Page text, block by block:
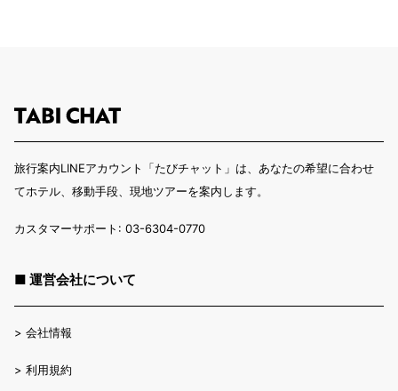
旅行案内LINEアカウント「たびチャット」は、あなたの希望に合わせ
てホテル、移動手段、現地ツアーを案内します。
カスタマーサポート: 03-6304-0770
■ 運営会社について
> 会社情報
> 利用規約